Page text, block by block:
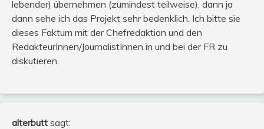
lebender) übernehmen (zumindest teilweise), dann ja
dann sehe ich das Projekt sehr bedenklich. Ich bitte sie
dieses Faktum mit der Chefredaktion und den
RedakteurInnen/JournalistInnen in und bei der FR zu
diskutieren.
alterbutt sagt: